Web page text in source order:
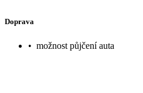
Doprava
• možnost půjčení auta